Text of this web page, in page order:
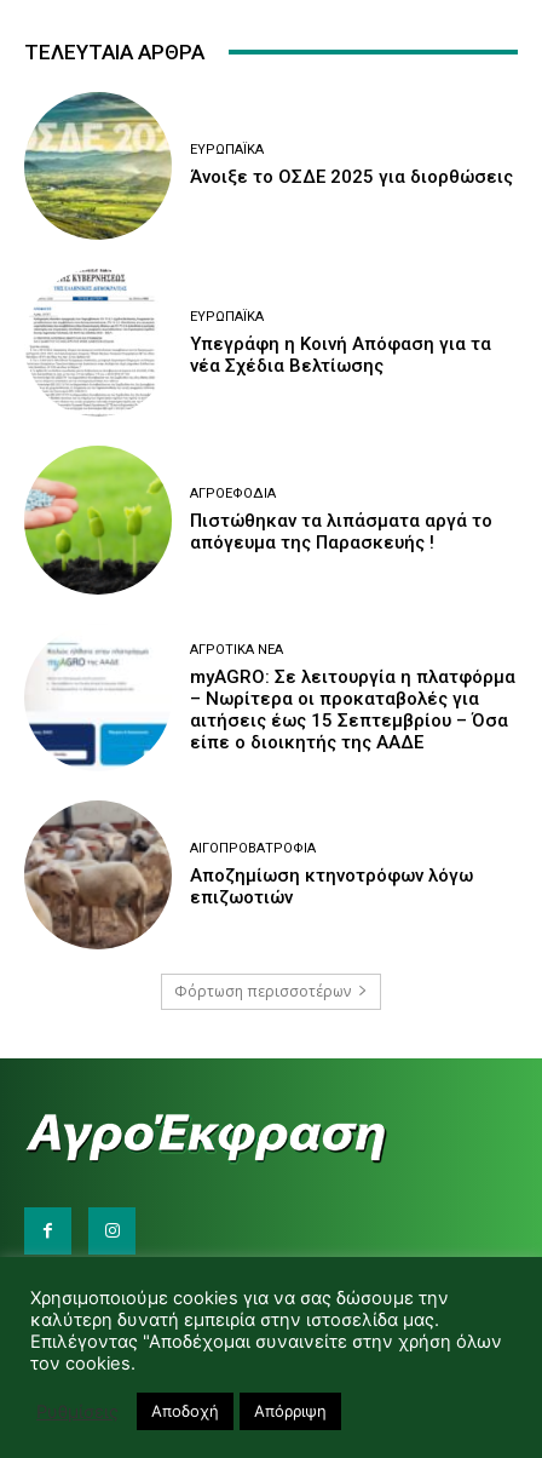
ΤΕΛΕΥΤΑΙΑ ΑΡΘΡΑ
ΕΥΡΩΠΑΪΚΆ
Άνοιξε το ΟΣΔΕ 2025 για διορθώσεις
ΕΥΡΩΠΑΪΚΆ
Υπεγράφη η Κοινή Απόφαση για τα
νέα Σχέδια Βελτίωσης
ΑΓΡΟΕΦΌΔΙΑ
Πιστώθηκαν τα λιπάσματα αργά το
απόγευμα της Παρασκευής !
ΑΓΡΟΤΙΚΆ ΝΈΑ
myAGRO: Σε λειτουργία η πλατφόρμα
– Νωρίτερα οι προκαταβολές για
αιτήσεις έως 15 Σεπτεμβρίου – Όσα
είπε ο διοικητής της ΑΑΔΕ
ΑΙΓΟΠΡΟΒΑΤΡΟΦΊΑ
Αποζημίωση κτηνοτρόφων λόγω
επιζωοτιών
Φόρτωση περισσοτέρων
d.makas@yahoo.gr
info@agrofitro.gr
Μακάς Ντίνος
Χρησιμοποιούμε cookies για να σας δώσουμε την
καλύτερη δυνατή εμπειρία στην ιστοσελίδα μας.
Επιλέγοντας "Αποδέχομαι συναινείτε στην χρήση όλων
τον cookies.
Ρυθμίσεις Αποδοχή Απόρριψη